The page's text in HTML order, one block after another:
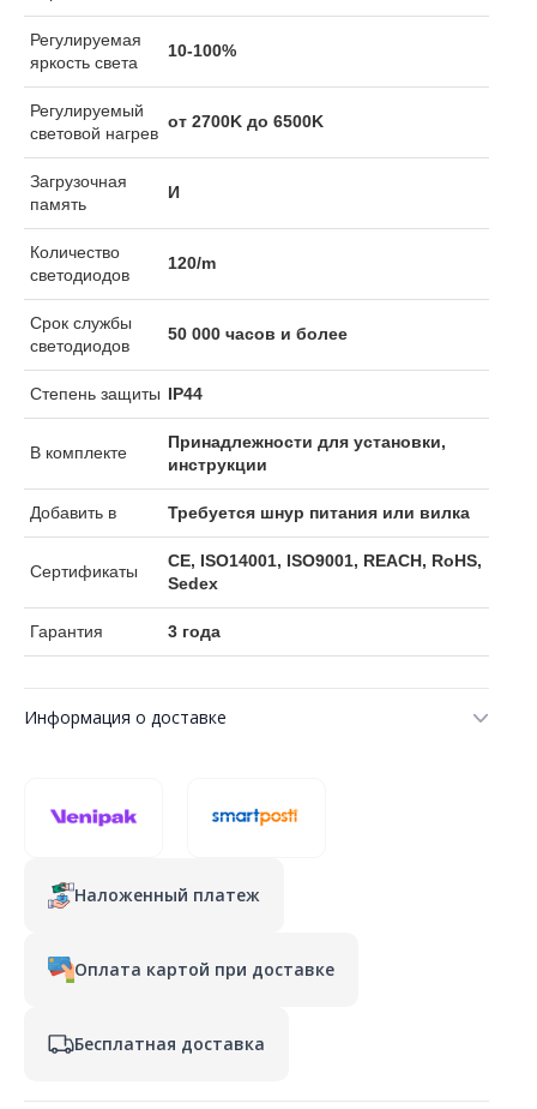
Регулируемая
яркость света
10-100%
Регулируемый
световой нагрев
от 2700K до 6500K
Загрузочная
память
И
Количество
светодиодов
120/m
Срок службы
светодиодов
50 000 часов и более
Степень защиты IP44
В комплекте
Принадлежности для установки,
инструкции
Добавить в Требуется шнур питания или вилка
Сертификаты
CE, ISO14001, ISO9001, REACH, RoHS,
Sedex
Гарантия 3 года
Информация о доставке
Наложенный платеж
Оплата картой при доставке
Бесплатная доставка